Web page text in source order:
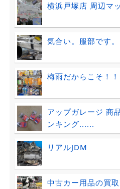
横浜戸塚店 周辺マ
気合い。服部です。
梅雨だからこそ！！
アップガレージ 商
ンキング......
リアルJDM
中古カー用品の買